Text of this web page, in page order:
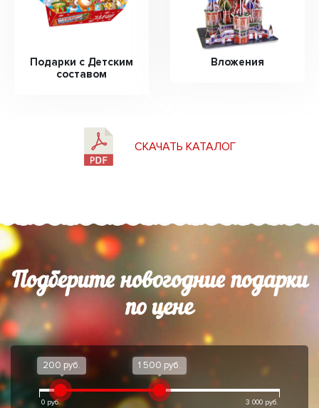
Подарки с Детским
составом
Вложения
СКАЧАТЬ КАТАЛОГ
Подберите новогодние подарки
по цене
0 руб. 3 000 руб.
200 руб. 1 500 руб.